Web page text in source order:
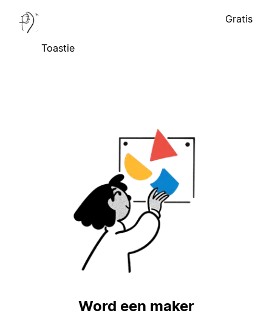
Toastie
Gratis
Word een maker